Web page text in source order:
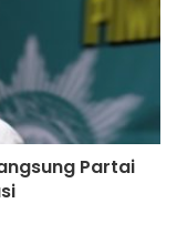
Partai